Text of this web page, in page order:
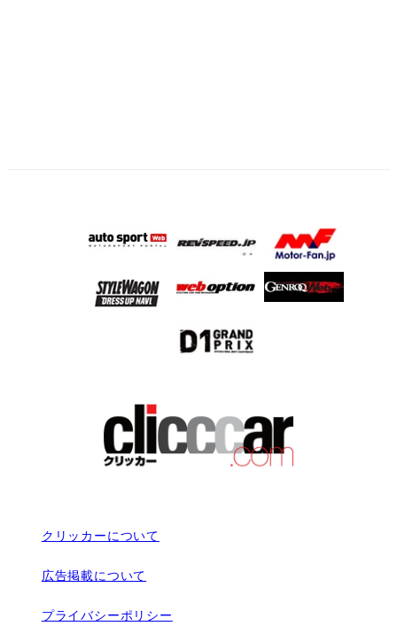
クリッカーについて
広告掲載について
プライバシーポリシー